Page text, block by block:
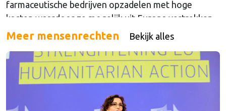
farmaceutische bedrijven opzadelen met hoge
kosten waardoor ze mogelijk uit Europa vertrekken.
Europa wordt dan afhankelijk van medicijnen uit het
Meer mensenrechten Bekijk alles